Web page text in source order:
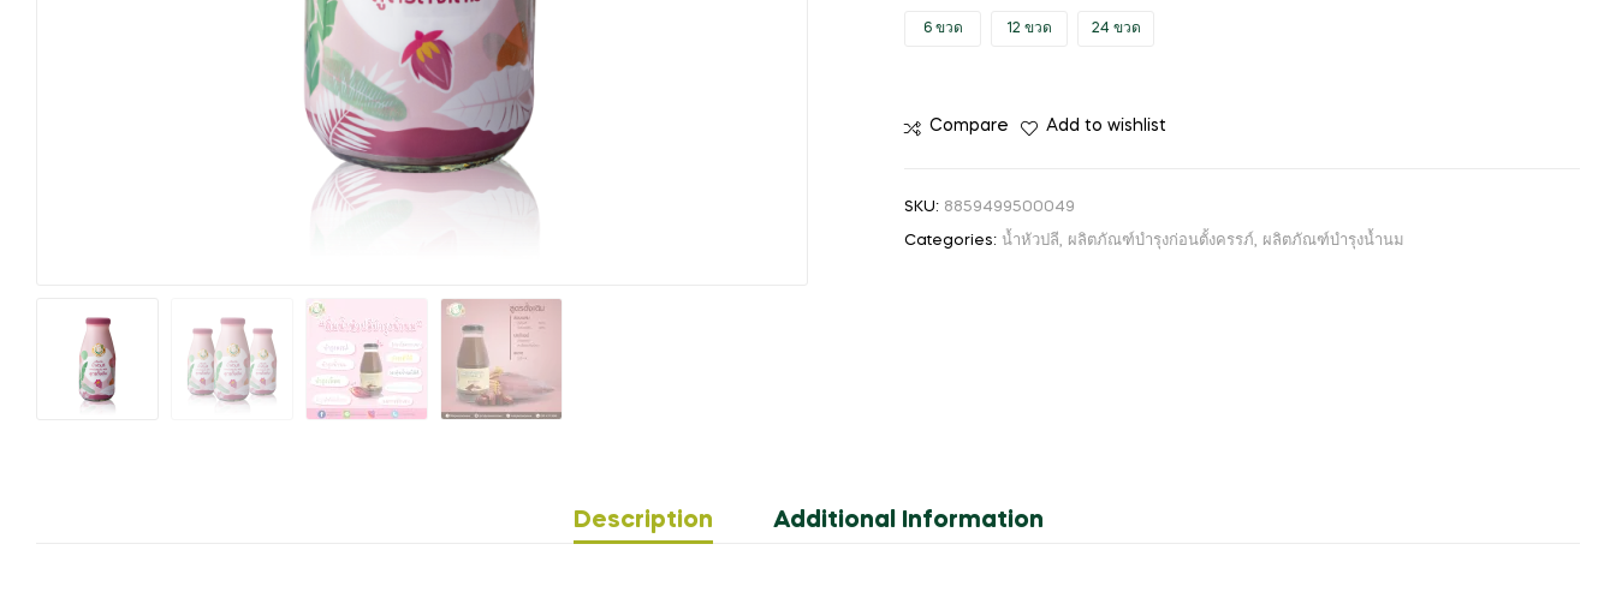
6 ขวด 12 ขวด 24 ขวด
Compare Add to wishlist
SKU: 8859499500049
Categories: น้ำหัวปลี, ผลิตภัณฑ์บำรุงก่อนตั้งครรภ์, ผลิตภัณฑ์บำรุงน้ำนม
Description Additional Information